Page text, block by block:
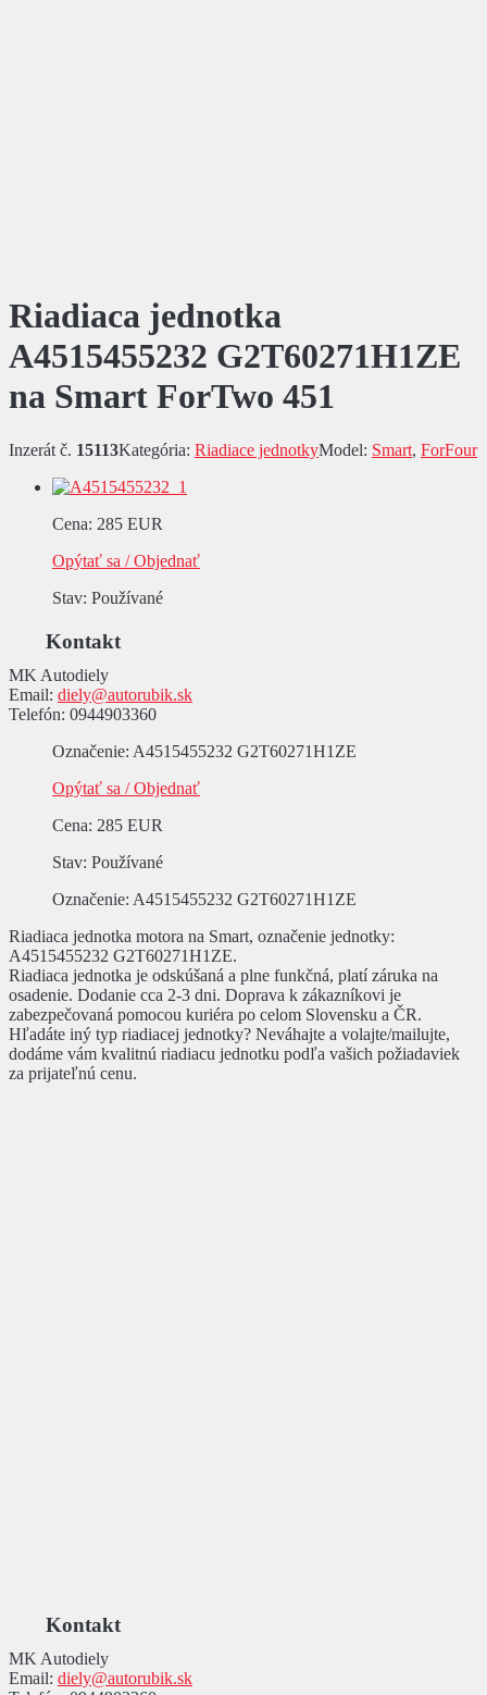
Riadiaca jednotka
A4515455232 G2T60271H1ZE
na Smart ForTwo 451
Inzerát č. 15113Kategória: Riadiace jednotkyModel: Smart, ForFour
Cena: 285 EUR
Opýtať sa / Objednať
Stav: Používané
Kontakt
MK Autodiely
Email: diely@autorubik.sk
Telefón: 0944903360
Označenie: A4515455232 G2T60271H1ZE
Opýtať sa / Objednať
Cena: 285 EUR
Stav: Používané
Označenie: A4515455232 G2T60271H1ZE
Riadiaca jednotka motora na Smart, označenie jednotky:
A4515455232 G2T60271H1ZE.
Riadiaca jednotka je odskúšaná a plne funkčná, platí záruka na
osadenie. Dodanie cca 2-3 dni. Doprava k zákazníkovi je
zabezpečovaná pomocou kuriéra po celom Slovensku a ČR.
Hľadáte iný typ riadiacej jednotky? Neváhajte a volajte/mailujte,
dodáme vám kvalitnú riadiacu jednotku podľa vašich požiadaviek
za prijateľnú cenu.
Kontakt
MK Autodiely
Email: diely@autorubik.sk